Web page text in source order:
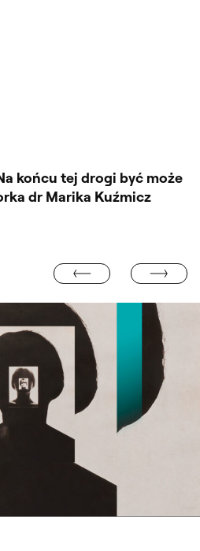
końcu tej drogi być może
dr Marika Kuźmicz
ORZECHOWSKA”
CYKL